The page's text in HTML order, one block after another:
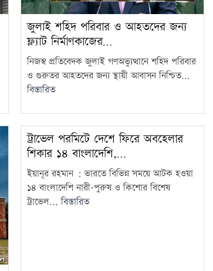
জুলাই শহিদ পরিবার ও আহতদের জন্য
ফ্ল্যাট নির্মাণকাজের…
নিজস্ব প্রতিবেদক জুলাই গণঅভ্যুত্থানে শহিদ পরিবার
ও গুরুতর আহতদের জন্য স্থায়ী আবাসন নিশ্চিত...
বিস্তারিত
ট্রাভেল পরমিটে দেশে ফিরে অবহেলার
শিকার ১৪ বাংলাদেশি,…
ইয়ানূর রহমান : ভারতে বিভিন্ন সময়ে আটক হওয়া
১৪ বাংলাদেশি নারী-পুরুষ ও কিশোর বিশেষ
ট্রাভেল...বিস্তারিত